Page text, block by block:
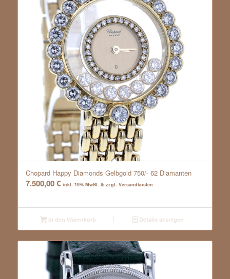
Chopard Happy Diamonds Gelbgold 750/- 62 Diamanten
7.500,00€ inkl. 19% MwSt. & zzgl. Versandkosten
In den Warenkorb Details anzeigen